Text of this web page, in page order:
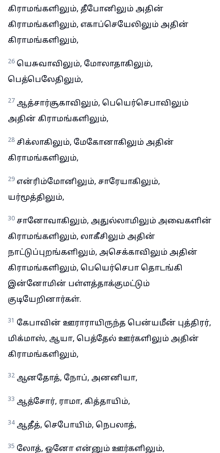
கிராமங்களிலும், தீபோனிலும் அதின்
கிராமங்களிலும், எகாப்செயேலிலும் அதின்
கிராமங்களிலும்,
26 யெசுவாவிலும், மோலாதாகிலும்,
பெத்பெலேதிலும்,
27 ஆத்சார்சூகாவிலும், பெயெர்செபாவிலும்
அதின் கிராமங்களிலும்,
28 சிக்லாகிலும், மேகோனாகிலும் அதின்
கிராமங்களிலும்,
29 என்ரிம்மோனிலும், சாரேயாகிலும்,
யர்மூத்திலும்,
30 சானோவாகிலும், அதுல்லாமிலும் அவைகளின்
கிராமங்களிலும், லாகீசிலும் அதின்
நாட்டுப்புறங்களிலும், அசெக்காவிலும் அதின்
கிராமங்களிலும், பெயெர்செபா தொடங்கி
இன்னோமின் பள்ளத்தாக்குமட்டும்
குடியேறினார்கள்.
31 கேபாவின் ஊராராயிருந்த பென்யமீன் புத்திரர்,
மிக்மாஸ், ஆயா, பெத்தேல் ஊர்களிலும் அதின்
கிராமங்களிலும்,
32 ஆனதோத், நோப், அனனியா,
33 ஆத்சோர், ராமா, கித்தாயிம்,
34 ஆதீத், செபோயிம், நெபலாத்,
35 லோத், ஓனோ என்னும் ஊர்களிலும்,